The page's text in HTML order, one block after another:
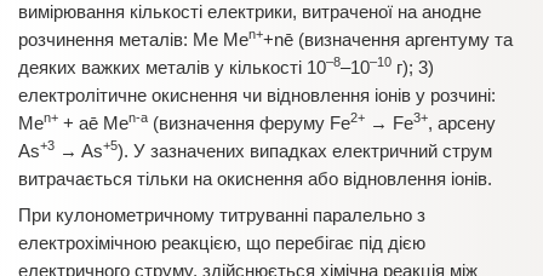
вимірювання кількості електрики, витраченої на анодне
розчинення металів: Me Men++nē (визначення аргентуму та
деяких важких металів у кількості 10–8–10–10 г); 3)
електролітичне окиснення чи відновлення іонів у розчині:
Men+ + аē Men-a (визначення феруму Fe2+ → Fe3+, арсену
As+3 → As+5). У зазначених випадках електричний струм
витрачається тільки на окиснення або відновлення іонів.
При кулонометричному титруванні паралельно з
електрохімічною реакцією, що перебігає під дією
електричного струму, здійснюється хімічна реакція між